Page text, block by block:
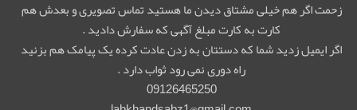
زحمت اگر هم خیلی مشتاق دیدن ما هستید تماس تصویری و بعدش هم
کارت به کارت مبلغ آگهی که سفارش دادید .
اگر ایمیل زدید شما که دستتان به زدن عادت کرده یک پیامک هم بزنید
راه دوری نمی رود ثواب دارد .
09126465250